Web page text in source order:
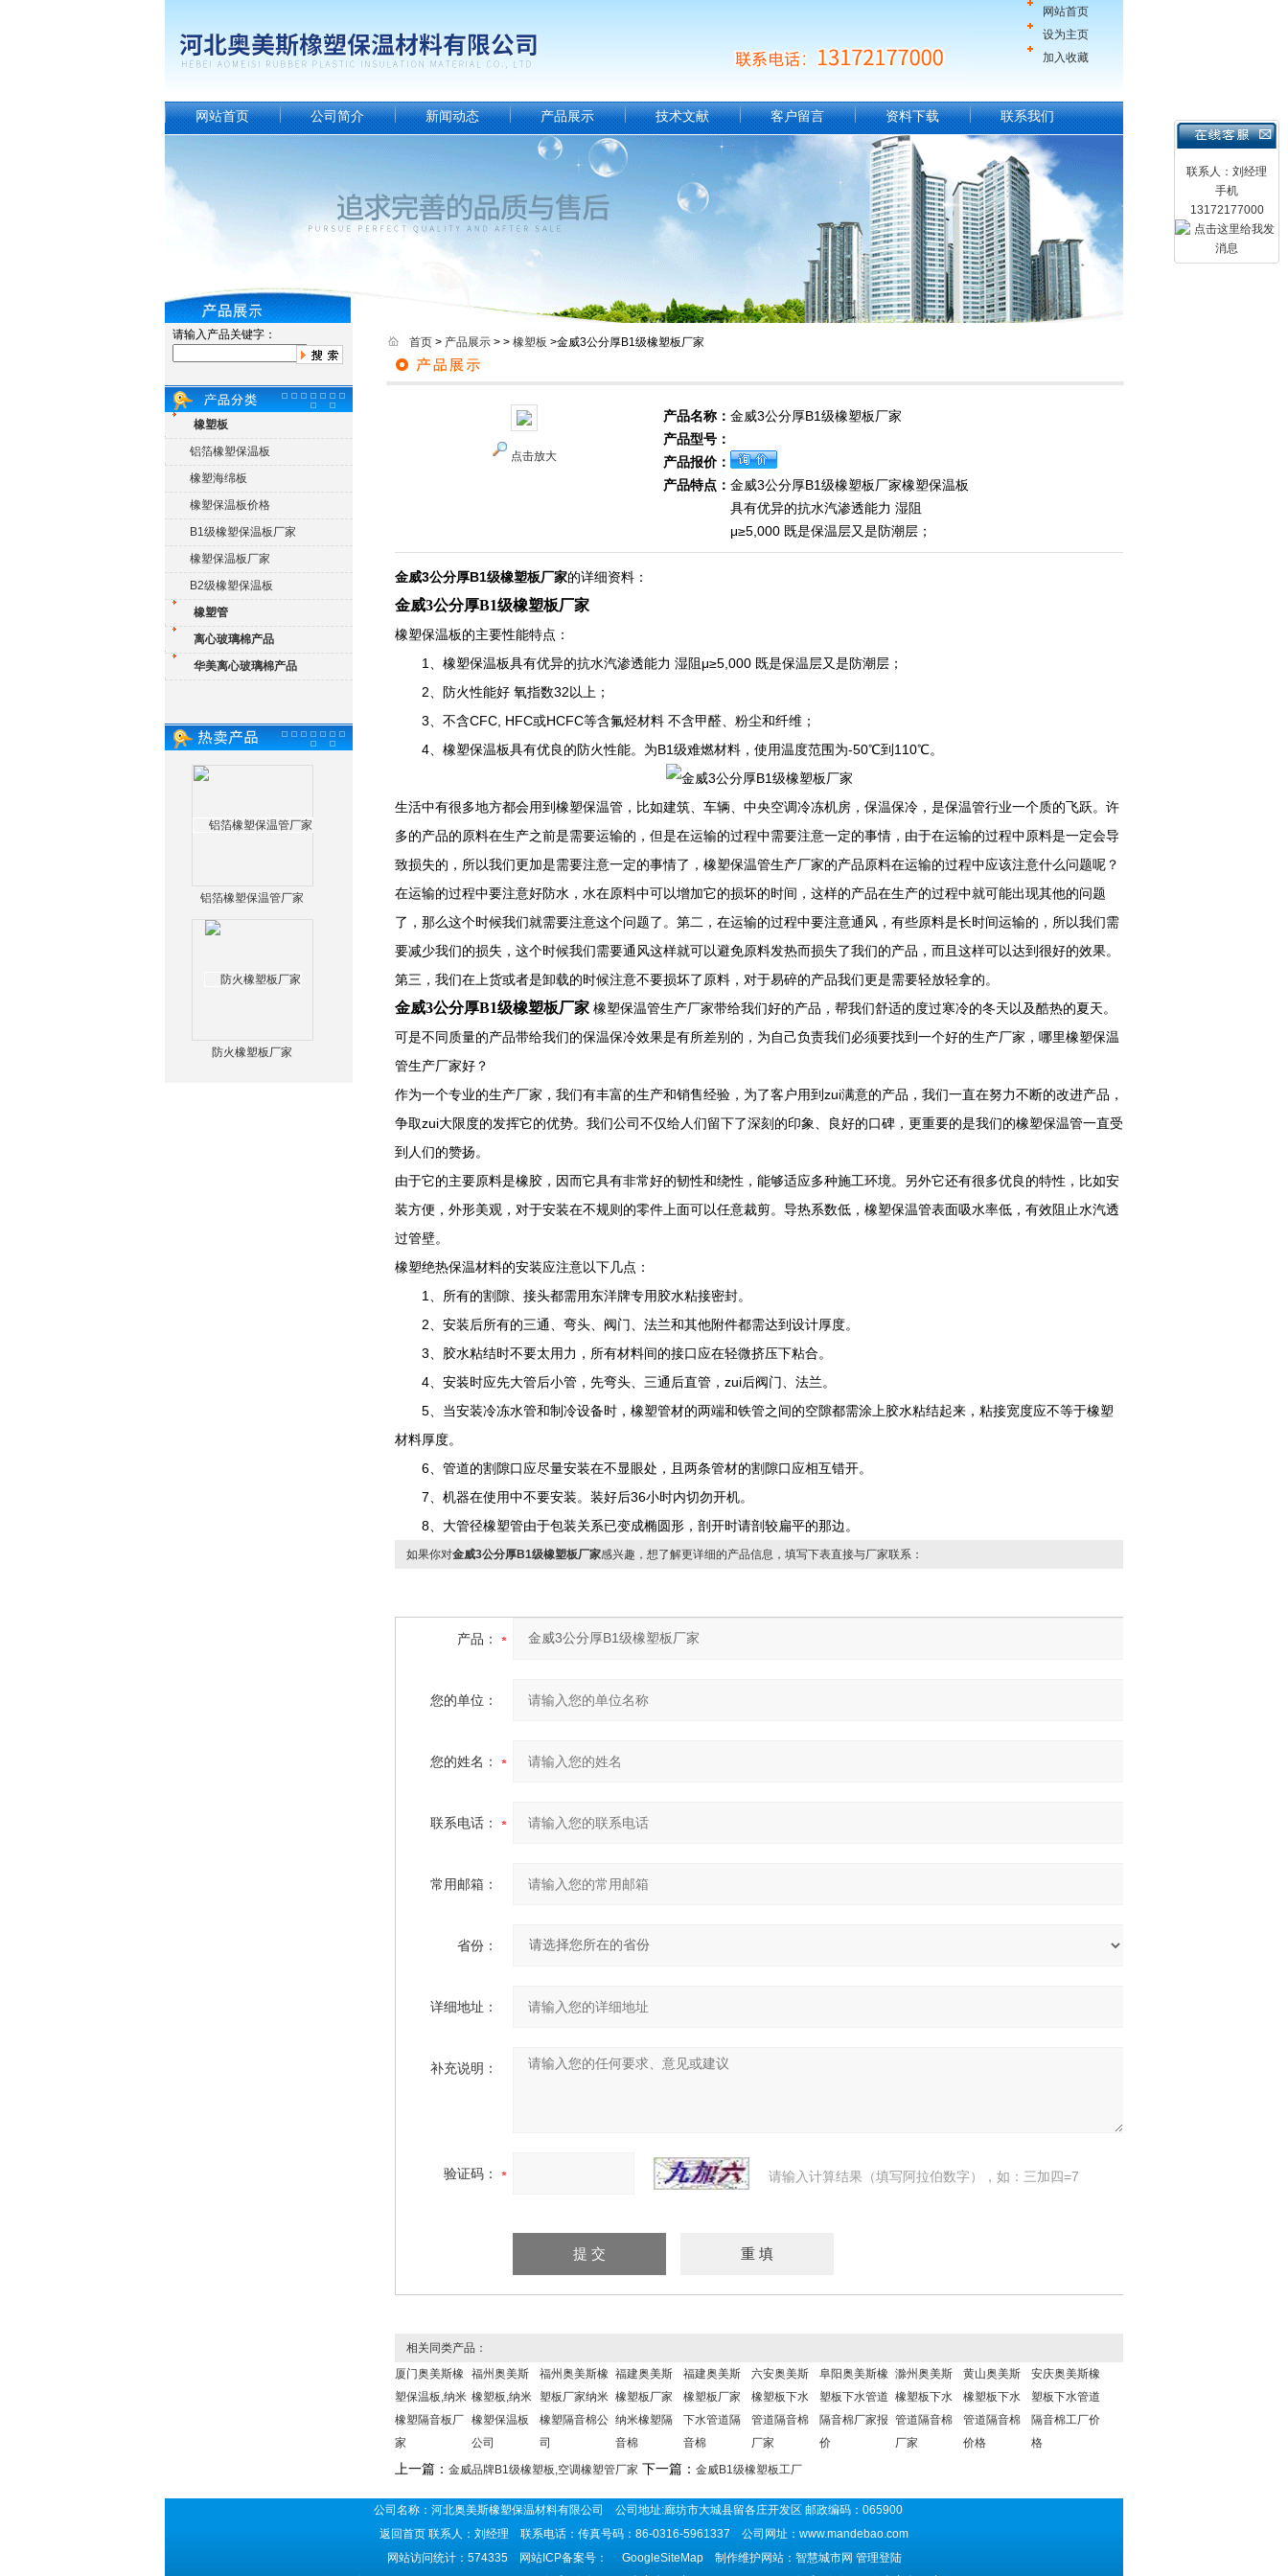
网站首页
设为主页
加入收藏
联系人：刘经理
手机
13172177000
网站首页 公司简介 新闻动态 产品展示 技术文献 客户留言 资料下载 联系我们
请输入产品关键字：
橡塑板
铝箔橡塑保温板
橡塑海绵板
橡塑保温板价格
B1级橡塑保温板厂家
橡塑保温板厂家
B2级橡塑保温板
橡塑管
离心玻璃棉产品
华美离心玻璃棉产品
铝箔橡塑保温管厂家
防火橡塑板厂家
首页 > 产品展示 > > 橡塑板 >金威3公分厚B1级橡塑板厂家
点击放大
产品名称： 金威3公分厚B1级橡塑板厂家
产品型号：
产品报价：
产品特点： 金威3公分厚B1级橡塑板厂家橡塑保温板
具有优异的抗水汽渗透能力 湿阻
μ≥5,000 既是保温层又是防潮层；
金威3公分厚B1级橡塑板厂家的详细资料：
金威3公分厚B1级橡塑板厂家
橡塑保温板的主要性能特点：
1、橡塑保温板具有优异的抗水汽渗透能力 湿阻μ≥5,000 既是保温层又是防潮层；
2、防火性能好 氧指数32以上；
3、不含CFC, HFC或HCFC等含氟烃材料 不含甲醛、粉尘和纤维；
4、橡塑保温板具有优良的防火性能。为B1级难燃材料，使用温度范围为-50℃到110℃。
生活中有很多地方都会用到橡塑保温管，比如建筑、车辆、中央空调冷冻机房，保温保冷，是保温管行业一个质的飞跃。许
多的产品的原料在生产之前是需要运输的，但是在运输的过程中需要注意一定的事情，由于在运输的过程中原料是一定会导
致损失的，所以我们更加是需要注意一定的事情了，橡塑保温管生产厂家的产品原料在运输的过程中应该注意什么问题呢？
在运输的过程中要注意好防水，水在原料中可以增加它的损坏的时间，这样的产品在生产的过程中就可能出现其他的问题
了，那么这个时候我们就需要注意这个问题了。第二，在运输的过程中要注意通风，有些原料是长时间运输的，所以我们需
要减少我们的损失，这个时候我们需要通风这样就可以避免原料发热而损失了我们的产品，而且这样可以达到很好的效果。
第三，我们在上货或者是卸载的时候注意不要损坏了原料，对于易碎的产品我们更是需要轻放轻拿的。
金威3公分厚B1级橡塑板厂家 橡塑保温管生产厂家带给我们好的产品，帮我们舒适的度过寒冷的冬天以及酷热的夏天。
可是不同质量的产品带给我们的保温保冷效果是有所差别的，为自己负责我们必须要找到一个好的生产厂家，哪里橡塑保温
管生产厂家好？
作为一个专业的生产厂家，我们有丰富的生产和销售经验，为了客户用到zui满意的产品，我们一直在努力不断的改进产品，
争取zui大限度的发挥它的优势。我们公司不仅给人们留下了深刻的印象、良好的口碑，更重要的是我们的橡塑保温管一直受
到人们的赞扬。
由于它的主要原料是橡胶，因而它具有非常好的韧性和绕性，能够适应多种施工环境。另外它还有很多优良的特性，比如安
装方便，外形美观，对于安装在不规则的零件上面可以任意裁剪。导热系数低，橡塑保温管表面吸水率低，有效阻止水汽透
过管壁。
橡塑绝热保温材料的安装应注意以下几点：
1、所有的割隙、接头都需用东洋牌专用胶水粘接密封。
2、安装后所有的三通、弯头、阀门、法兰和其他附件都需达到设计厚度。
3、胶水粘结时不要太用力，所有材料间的接口应在轻微挤压下粘合。
4、安装时应先大管后小管，先弯头、三通后直管，zui后阀门、法兰。
5、当安装冷冻水管和制冷设备时，橡塑管材的两端和铁管之间的空隙都需涂上胶水粘结起来，粘接宽度应不等于橡塑
材料厚度。
6、管道的割隙口应尽量安装在不显眼处，且两条管材的割隙口应相互错开。
7、机器在使用中不要安装。装好后36小时内切勿开机。
8、大管径橡塑管由于包装关系已变成椭圆形，剖开时请剖较扁平的那边。
如果你对金威3公分厚B1级橡塑板厂家感兴趣，想了解更详细的产品信息，填写下表直接与厂家联系：
产品：
您的单位：
您的姓名：
联系电话：
常用邮箱：
省份：
详细地址：
补充说明：
验证码： 请输入计算结果（填写阿拉伯数字），如：三加四=7
相关同类产品：
厦门奥美斯橡
塑保温板,纳米
橡塑隔音板厂
家
福州奥美斯
橡塑板,纳米
橡塑保温板
公司
福州奥美斯橡
塑板厂家纳米
橡塑隔音棉公
司
福建奥美斯
橡塑板厂家
纳米橡塑隔
音棉
福建奥美斯
橡塑板厂家
下水管道隔
音棉
六安奥美斯
橡塑板下水
管道隔音棉
厂家
阜阳奥美斯橡
塑板下水管道
隔音棉厂家报
价
‌滁州奥美斯
橡塑板下水
管道隔音棉
厂家
黄山奥美斯
橡塑板下水
管道隔音棉
价格
安庆奥美斯橡
塑板下水管道
隔音棉工厂价
格
上一篇： 金威品牌B1级橡塑板,空调橡塑管厂家 下一篇： 金威B1级橡塑板工厂
公司名称：河北奥美斯橡塑保温材料有限公司 公司地址:廊坊市大城县留各庄开发区 邮政编码：065900
返回首页 联系人：刘经理 联系电话：传真号码：86-0316-5961337 公司网址： www.mandebao.com
网站访问统计：574335 网站ICP备案号：
GoogleSiteMap制作维护网站：智慧城市网 管理登陆